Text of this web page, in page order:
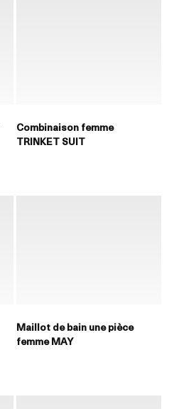
Combinaison femme
TRINKET SUIT
Maillot de bain une pièce
femme MAY